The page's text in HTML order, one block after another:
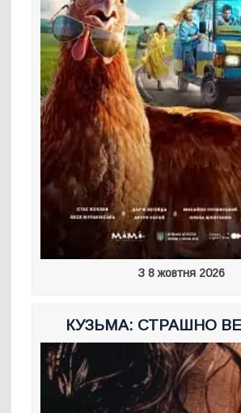
З 8 жовтня 2026
КУЗЬМА: СТРАШНО